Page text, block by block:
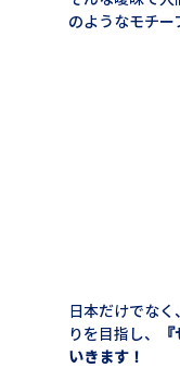
のようなモチー
日本だけでな
りを目指し、
いきます！